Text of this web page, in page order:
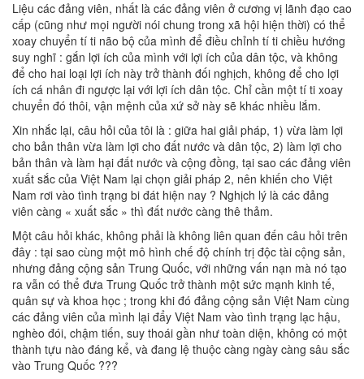
Liệu các đảng viên, nhất là các đảng viên ở cương vị lãnh đạo cao
cấp (cũng như mọi người nói chung trong xã hội hiện thời) có thể
xoay chuyển tí ti não bộ của mình để điều chỉnh tí ti chiều hướng
suy nghĩ : gắn lợi ích của mình với lợi ích của dân tộc, và không
để cho hai loại lợi ích này trở thành đối nghịch, không để cho lợi
ích cá nhân đi ngược lại với lợi ích dân tộc. Chỉ cần một tí ti xoay
chuyển đó thôi, vận mệnh của xứ sở này sẽ khác nhiều lắm.
Xin nhắc lại, câu hỏi của tôi là : giữa hai giải pháp, 1) vừa làm lợi
cho bản thân vừa làm lợi cho đất nước và dân tộc, 2) làm lợi cho
bản thân và làm hại đất nước và cộng đồng, tại sao các đảng viên
xuất sắc của Việt Nam lại chọn giải pháp 2, nên khiến cho Việt
Nam rơi vào tình trạng bi đát hiện nay ? Nghịch lý là các đảng
viên càng « xuất sắc » thì đất nước càng thê thảm.
Một câu hỏi khác, không phải là không liên quan đến câu hỏi trên
đây : tại sao cùng một mô hình chế độ chính trị độc tài cộng sản,
nhưng đảng cộng sản Trung Quốc, với những vấn nạn mà nó tạo
ra vẫn có thể đưa Trung Quốc trở thành một sức mạnh kinh tế,
quân sự và khoa học ; trong khi đó đảng cộng sản Việt Nam cùng
các đảng viên của mình lại đẩy Việt Nam vào tình trạng lạc hậu,
nghèo đói, chậm tiến, suy thoái gần như toàn diện, không có một
thành tựu nào đáng kể, và đang lệ thuộc càng ngày càng sâu sắc
vào Trung Quốc ???